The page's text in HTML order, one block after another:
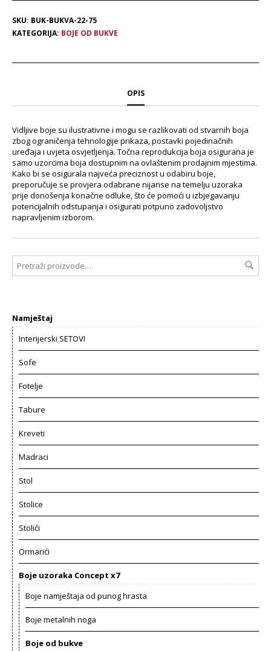
SKU: BUK-BUKVA-22-75
KATEGORIJA: BOJE OD BUKVE
OPIS
Vidljive boje su ilustrativne i mogu se razlikovati od stvarnih boja
zbog ograničenja tehnologije prikaza, postavki pojedinačnih
uređaja i uvjeta osvjetljenja. Točna reprodukcija boja osigurana je
samo uzorcima boja dostupnim na ovlaštenim prodajnim mjestima.
Kako bi se osigurala najveća preciznost u odabiru boje,
preporučuje se provjera odabrane nijanse na temelju uzoraka
prije donošenja konačne odluke, što će pomoći u izbjegavanju
potencijalnih odstupanja i osigurati potpuno zadovoljstvo
napravljenim izborom.
Namještaj
Interijerski SETOVI
Sofe
Fotelje
Tabure
Kreveti
Madraci
Stol
Stolice
Stolići
Ormarići
Boje uzoraka Concept x7
Boje namještaja od punog hrasta
Boje metalnih noga
Boje od bukve